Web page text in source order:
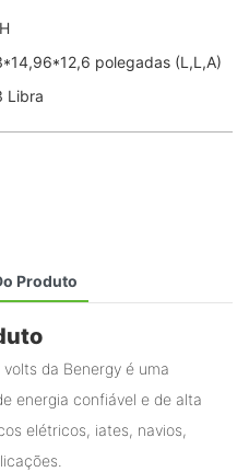
polegadas (L,L,A)
Libra
Produto
da Benergy é uma
energia confiável e de alta
elétricos, iates, navios,